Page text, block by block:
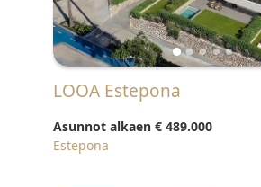
LOOA Estepona
Asunnot alkaen € 489.000
Estepona